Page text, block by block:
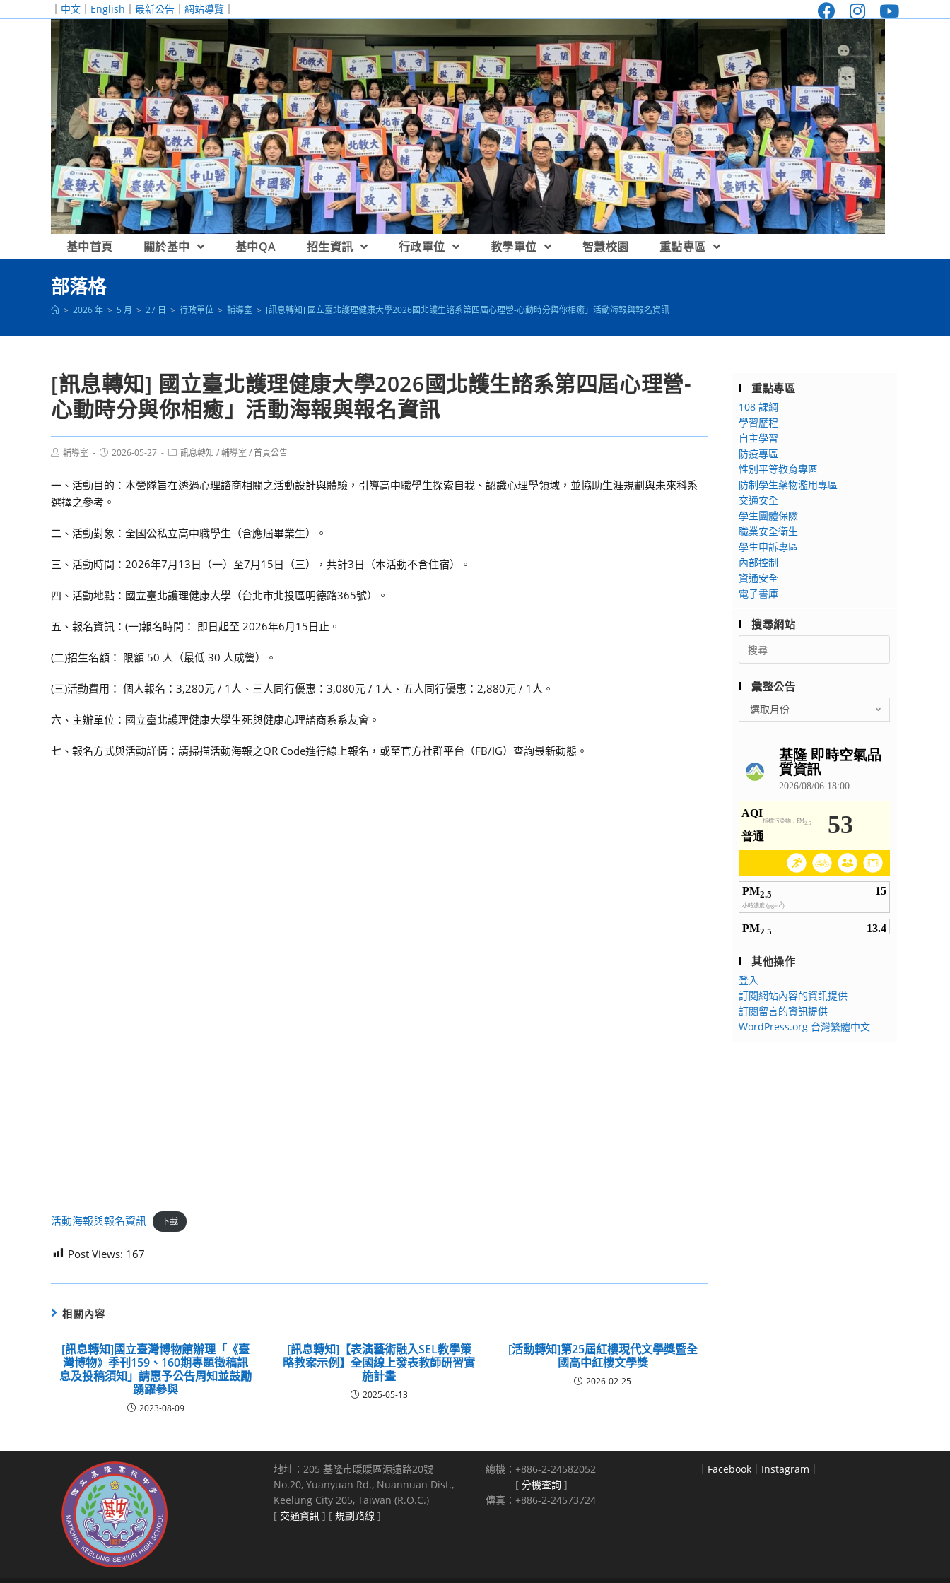
｜ 中文 ｜ English ｜ 最新公告 ｜ 網站導覽 ｜
基中首頁 關於基中 基中QA 招生資訊 行政單位 教學單位 智慧校園 重點專區
部落格
> 2026 年 > 5 月 > 27 日 > 行政單位 > 輔導室 > [訊息轉知] 國立臺北護理健康大學2026國北護生諮系第四屆心理營-心動時分與你相癒」活動海報與報名資訊
[訊息轉知] 國立臺北護理健康大學2026國北護生諮系第四屆心理營-
心動時分與你相癒」活動海報與報名資訊
Post輔導室
Post2026-05-27
Post訊息轉知 /輔導室 /首頁公告
一、活動目的：本營隊旨在透過心理諮商相關之活動設計與體驗，引導高中職學生探索自我、認識心理學領域，並協助生涯規劃與未來科系
選擇之參考。
二、活動對象：全國公私立高中職學生（含應屆畢業生）。
三、活動時間：2026年7月13日（一）至7月15日（三），共計3日（本活動不含住宿）。
四、活動地點：國立臺北護理健康大學（台北市北投區明德路365號）。
五、報名資訊：(一)報名時間： 即日起至 2026年6月15日止。
(二)招生名額： 限額 50 人（最低 30 人成營）。
(三)活動費用： 個人報名：3,280元 / 1人、三人同行優惠：3,080元 / 1人、五人同行優惠：2,880元 / 1人。
六、主辦單位：國立臺北護理健康大學生死與健康心理諮商系系友會。
七、報名方式與活動詳情：請掃描活動海報之QR Code進行線上報名，或至官方社群平台（FB/IG）查詢最新動態。
活動海報與報名資訊 下載
Post Views: 167
相關內容
[訊息轉知]國立臺灣博物館辦理「《臺
灣博物》季刊159、160期專題徵稿訊
息及投稿須知」請惠予公告周知並鼓勵
踴躍參與
2023-08-09
[訊息轉知]【表演藝術融入SEL教學策
略教案示例】全國線上發表教師研習實
施計畫
2025-05-13
[活動轉知]第25屆紅樓現代文學獎暨全
國高中紅樓文學獎
2026-02-25
重點專區
108 課綱
學習歷程
自主學習
防疫專區
性別平等教育專區
防制學生藥物濫用專區
交通安全
學生團體保險
職業安全衛生
學生申訴專區
內部控制
資通安全
電子書庫
搜尋網站
Search
for:
彙整公告
整
選取月份
其他操作
登入
訂閱網站內容的資訊提供
訂閱留言的資訊提供
WordPress.org 台灣繁體中文
地址：205 基隆市暖暖區源遠路20號
No.20, Yuanyuan Rd., Nuannuan Dist.,
Keelung City 205, Taiwan (R.O.C.)
[ 交通資訊 ] [ 規劃路線 ]
總機：+886-2-24582052
[ 分機查詢 ]
傳真：+886-2-24573724
｜ Facebook ｜ Instagram ｜